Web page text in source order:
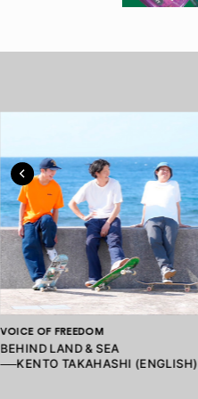
VOICE OF FREEDOM
BEHIND LAND & SEA
──KENTO TAKAHASHI (ENGLISH)